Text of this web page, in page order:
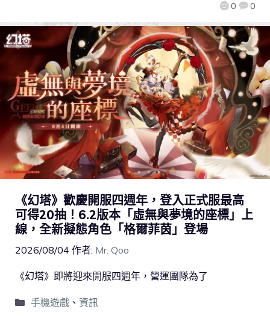
0 0
《幻塔》歡慶開服四週年，登入正式服最高
可得20抽！6.2版本「虛無與夢境的座標」上
線，全新擬態角色「格爾菲茵」登場
2026/08/04 作者: Mr. Qoo
《幻塔》即將迎來開服四週年，營運團隊為了
手機遊戲、 資訊